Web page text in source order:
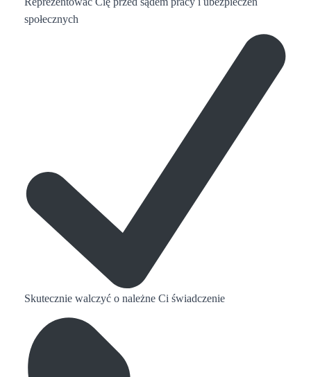
społecznych
Skutecznie walczyć o należne Ci świadczenie